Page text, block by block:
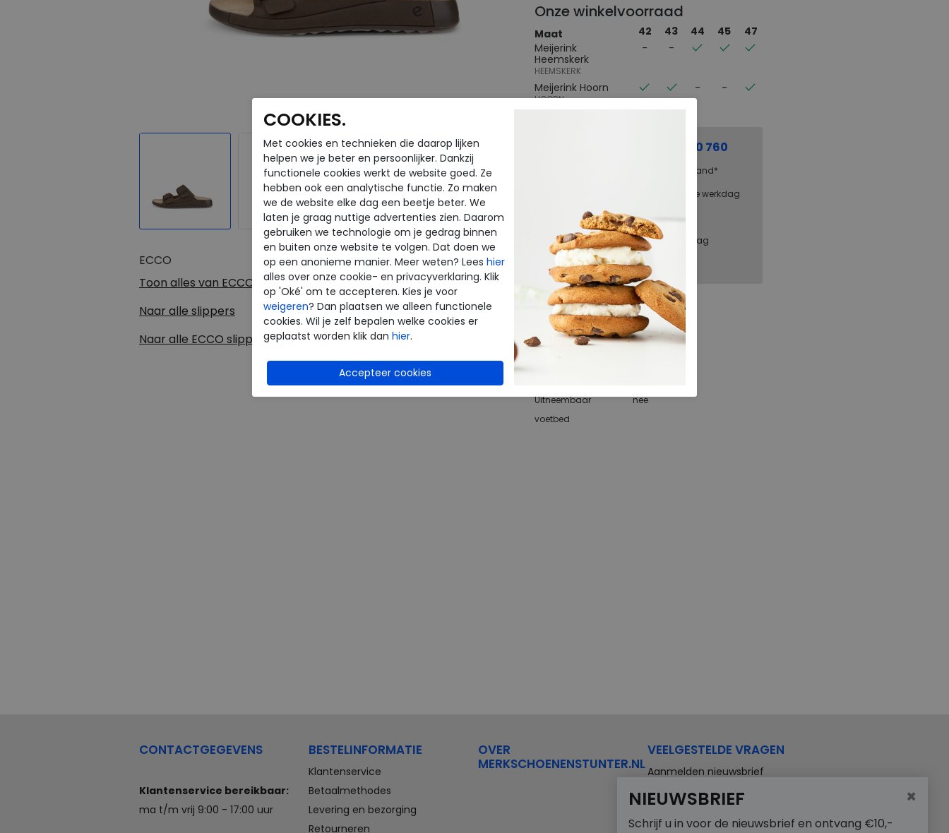
ECCO
Toon alles van ECCO
Naar alle slippers
Naar alle ECCO slippers
Onze winkelvoorraad
Maat 42 43 44 45
47
Meijerink
Heemskerk
HEEMSKERK
Meijerink Hoorn
HOORN
0229 760 760
Gratis verzending binnen Nederland*
Voor 14:00 uur besteld = dezelfde werkdag
verzonden*
Altijd retourneren, binnen 1 werkdag
terugbetaald
Merk
ECCO
Fabrikantcode
50098402114
Bestelcode
105.25.000001
Uitneembaar
voetbed
nee
CONTACTGEGEVENS
Klantenservice bereikbaar:
ma t/m vrij 9:00 - 17:00 uur
BESTELINFORMATIE
Klantenservice
Betaalmethodes
Levering en bezorging
Retourneren
OVER
MERKSCHOENENSTUNTER.NL
VEELGESTELDE VRAGEN
Aanmelden nieuwsbrief
×
NIEUWSBRIEF
Schrijf u in voor de nieuwsbrief en ontvang €10,-
COOKIES.
Met cookies en technieken die daarop lijken
helpen we je beter en persoonlijker. Dankzij
functionele cookies werkt de website goed. Ze
hebben ook een analytische functie. Zo maken
we de website elke dag een beetje beter. We
laten je graag nuttige advertenties zien. Daarom
gebruiken we technologie om je gedrag binnen
en buiten onze website te volgen. Dat doen we
op een anonieme manier. Meer weten? Lees hier
alles over onze cookie- en privacyverklaring. Klik
op 'Oké' om te accepteren. Kies je voor
weigeren? Dan plaatsen we alleen functionele
cookies. Wil je zelf bepalen welke cookies er
geplaatst worden klik dan hier.